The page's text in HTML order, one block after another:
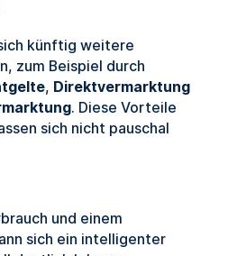
künftig weitere
zum Beispiel durch
, Direktvermarktung
. Diese Vorteile
sich nicht pauschal
und einem
sich ein intelligenter